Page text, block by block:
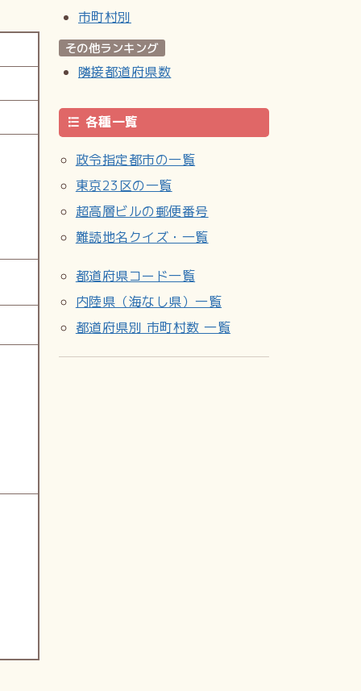
市町村別
その他ランキング
隣接都道府県数
各種一覧
政令指定都市の一覧
東京23区の一覧
超高層ビルの郵便番号
難読地名クイズ・一覧
都道府県コード一覧
内陸県（海なし県）一覧
都道府県別 市町村数 一覧